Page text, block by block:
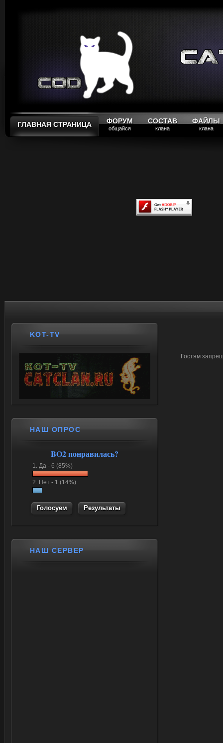
ГЛАВНАЯ СТРАНИЦА ФОРУМ
общайся
СОСТАВ
клана
ФАЙЛЫ
клана
Гостям
KOT-TV
НАШ ОПРОС
BO2 понравилась?
1. Да - 6 (85%)
2. Нет - 1 (14%)
Результаты
НАШ СЕРВЕР